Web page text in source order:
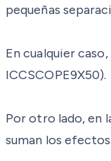
pequeñas
En cualquier
ICCSCOPE9X50).
Por otro lado, en
suman los efectos